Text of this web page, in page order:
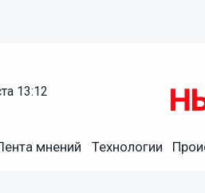
13:12
мнений Технологии